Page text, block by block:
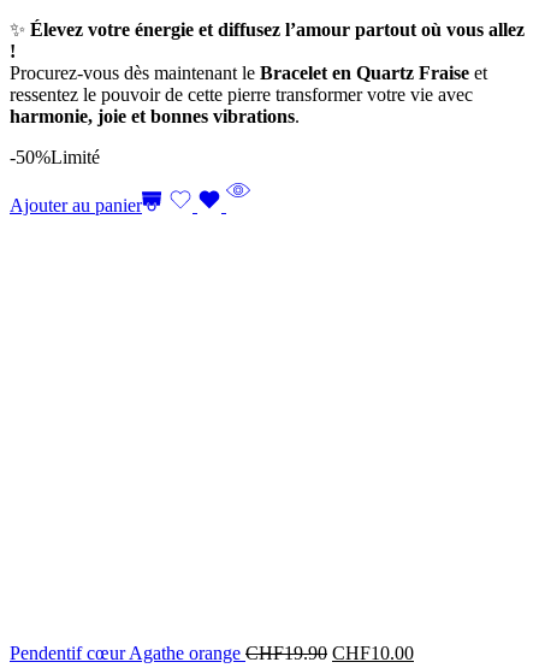
✨ Élevez votre énergie et diffusez l’amour partout où vous allez
!
Procurez-vous dès maintenant le Bracelet en Quartz Fraise et
ressentez le pouvoir de cette pierre transformer votre vie avec
harmonie, joie et bonnes vibrations.
-50%Limité
Ajouter au panier
Pendentif cœur Agathe orange CHF19.90 CHF10.00